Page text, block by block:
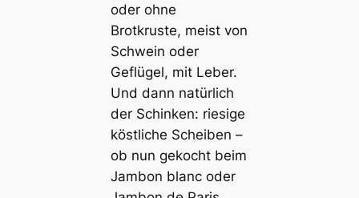
oder ohne
Brotkruste, meist von
Schwein oder
Geflügel, mit Leber.
Und dann natürlich
der Schinken: riesige
köstliche Scheiben –
ob nun gekocht beim
Jambon blanc oder